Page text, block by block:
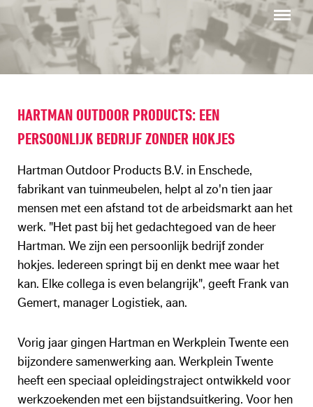
Menu
HARTMAN OUTDOOR PRODUCTS: EEN
PERSOONLIJK BEDRIJF ZONDER HOKJES
Hartman Outdoor Products B.V. in Enschede,
fabrikant van tuinmeubelen, helpt al zo'n tien jaar
mensen met een afstand tot de arbeidsmarkt aan het
werk. "Het past bij het gedachtegoed van de heer
Hartman. We zijn een persoonlijk bedrijf zonder
hokjes. Iedereen springt bij en denkt mee waar het
kan. Elke collega is even belangrijk", geeft Frank van
Gemert, manager Logistiek, aan.
Vorig jaar gingen Hartman en Werkplein Twente een
bijzondere samenwerking aan. Werkplein Twente
heeft een speciaal opleidingstraject ontwikkeld voor
werkzoekenden met een bijstandsuitkering. Voor hen